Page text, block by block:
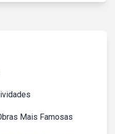
Mais Famosas